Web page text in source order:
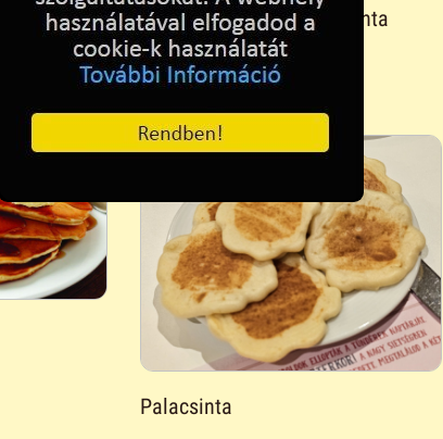
Hortobágyi húsos palacsinta
maradék pörköltből
Palacsinta